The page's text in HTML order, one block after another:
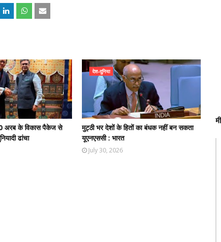
अरब के विकास पैकेज से
ढांचा
देश-दुनिया
मुट्ठी भर देशों के हितों का बंधक नहीं बन सकता
यूएनएससी : भारत
July 30, 2026